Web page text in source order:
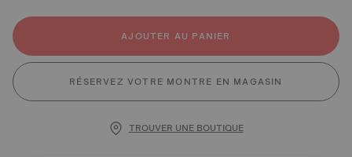
AJOUTER AU PANIER
RÉSERVEZ VOTRE MONTRE EN MAGASIN
TROUVER UNE BOUTIQUE